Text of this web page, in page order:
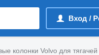
Вход /
колонки Volvo для тягачей